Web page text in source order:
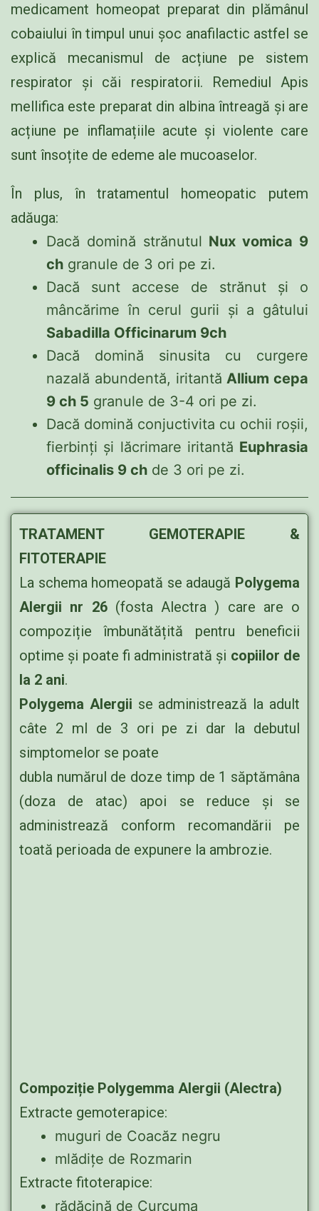
medicament homeopat preparat din plămânul
cobaiului în timpul unui șoc anafilactic astfel se
explică mecanismul de acțiune pe sistem
respirator și căi respiratorii. Remediul Apis
mellifica este preparat din albina întreagă și are
acțiune pe inflamațiile acute și violente care
sunt însoțite de edeme ale mucoaselor.
În plus, în tratamentul homeopatic putem
adăuga:
Dacă domină strănutul Nux vomica 9
ch granule de 3 ori pe zi.
Dacă sunt accese de strănut și o
mâncărime în cerul gurii și a gâtului
Sabadilla Officinarum 9ch
Dacă domină sinusita cu curgere
nazală abundentă, iritantăAllium cepa
9 ch 5 granule de 3-4 ori pe zi.
Dacă domină conjuctivita cu ochii roșii,
fierbinți și lăcrimare iritantă Euphrasia
officinalis 9 ch de 3 ori pe zi.
TRATAMENT GEMOTERAPIE &
FITOTERAPIE
La schema homeopată se adaugă Polygema
Alergii nr 26(fosta Alectra ) care are o
compoziție îmbunătățită pentru beneficii
optime și poate fi administrată și copiilor de
la 2 ani.
Polygema Alergii se administrează la adult
câte 2 ml de 3 ori pe zi dar la debutul
simptomelor se poate
dubla numărul de doze timp de 1 săptămâna
(doza de atac) apoi se reduce și se
administrează conform recomandării pe
toată perioada de expunere la ambrozie.
Compoziție Polygemma Alergii (Alectra)
Extracte gemoterapice:
muguri de Coacăz negru
mlădițe de Rozmarin
Extracte fitoterapice:
rădăcină de Curcuma